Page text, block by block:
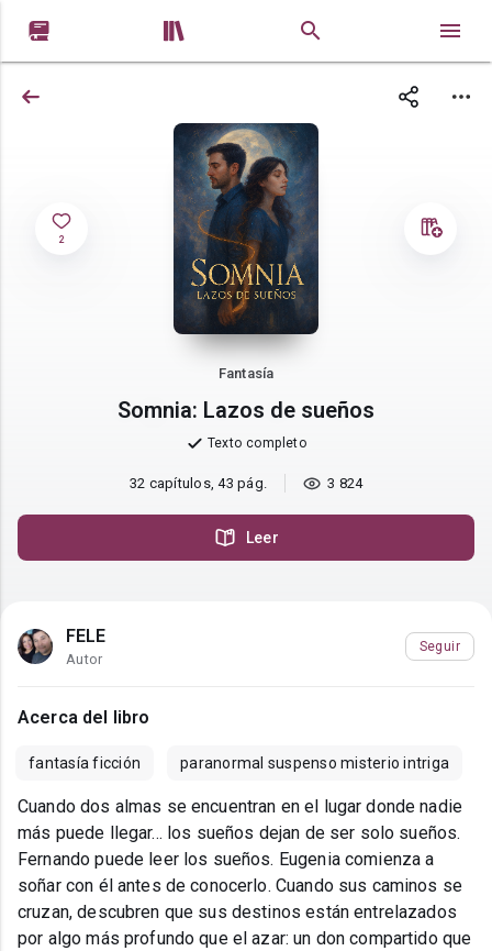
 
2
Fantasía
Somnia: Lazos de sueños
Texto completo
32 capítulos, 43 pág. 3 824
Leer
FELE
Autor
Seguir
Acerca del libro
fantasía ficción paranormal suspenso misterio intriga
Cuando dos almas se encuentran en el lugar donde nadie
más puede llegar... los sueños dejan de ser solo sueños.
Fernando puede leer los sueños. Eugenia comienza a
soñar con él antes de conocerlo. Cuando sus caminos se
cruzan, descubren que sus destinos están entrelazados
por algo más profundo que el azar: un don compartido que